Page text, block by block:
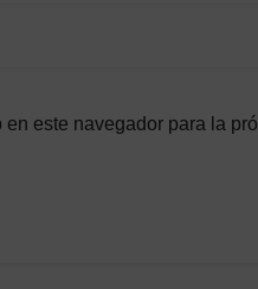
este navegador para la